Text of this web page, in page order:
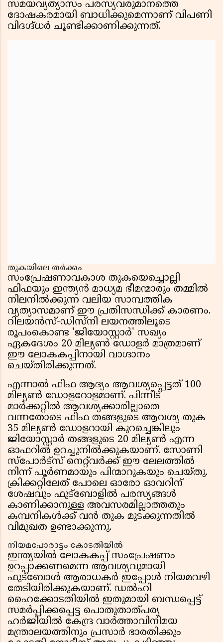
സമയവ്യത്യാസം പരസ്യവരുമാനത്തെ
ദോഷകരമായി ബാധിക്കുമെന്നാണ് വിപണി
വിദഗ്ദ്ധർ ചൂണ്ടിക്കാണിക്കുന്നത്.
തുകയിലെ തർക്കം
സംപ്രേഷണാവകാശ തുകയെച്ചൊല്ലി
ഫിഫയും ഇന്ത്യൻ മാധ്യമ ഭീമന്മാരും തമ്മിൽ
നിലനിൽക്കുന്ന വലിയ സാമ്പത്തിക
വ്യത്യാസമാണ് ഈ പ്രതിസന്ധിക്ക് കാരണം.
റിലയൻസ്-ഡിസ്‌നി ലയനത്തിലൂടെ
രൂപംകൊണ്ട 'ജിയോസ്റ്റാർ' സഖ്യം
ഏകദേശം 20 മില്യൺ ഡോളർ മാത്രമാണ്
ഈ ലോകകപ്പിനായി വാഗ്ദാനം
ചെയ്തിരിക്കുന്നത്.
എന്നാൽ ഫിഫ ആദ്യം ആവശ്യപ്പെട്ടത് 100
മില്യൺ ഡോളറോളമാണ്. പിന്നീട്
മാർക്കറ്റിൽ ആവശ്യക്കാരില്ലാതെ
വന്നതോടെ ഫിഫ തങ്ങളുടെ ആവശ്യ തുക
35 മില്യൺ ഡോളറായി കുറച്ചെങ്കിലും
ജിയോസ്റ്റാർ തങ്ങളുടെ 20 മില്യൺ എന്ന
ഓഫറിൽ ഉറച്ചുനിൽക്കുകയാണ്. സോണി
സ്പോർട്സ് നെറ്റ്‌വർക്ക് ഈ ലേലത്തിൽ
നിന്ന് പൂർണമായും പിന്മാറുകയും ചെയ്തു.
ക്രിക്കറ്റിലേത് പോലെ ഓരോ ഓവറിന്
ശേഷവും ഫുട്ബോളിൽ പരസ്യങ്ങൾ
കാണിക്കാനുള്ള അവസരമില്ലാത്തതും
കമ്പനികൾക്ക് വൻ തുക മുടക്കുന്നതിൽ
വിമുഖത ഉണ്ടാക്കുന്നു.
നിയമപോരാട്ടം കോടതിയിൽ
ഇന്ത്യയിൽ ലോകകപ്പ് സംപ്രേഷണം
ഉറപ്പാക്കണമെന്ന ആവശ്യവുമായി
ഫുട്ബോൾ ആരാധകർ ഇപ്പോൾ നിയമവഴി
തേടിയിരിക്കുകയാണ്. ഡൽഹി
ഹൈക്കോടതിയിൽ ഇതുമായി ബന്ധപ്പെട്ട്
സമർപ്പിക്കപ്പെട്ട പൊതുതാത്പര്യ
ഹർജിയിൽ കേന്ദ്ര വാർത്താവിനിമയ
മന്ത്രാലയത്തിനും പ്രസാർ ഭാരതിക്കും